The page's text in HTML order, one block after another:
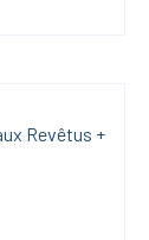
Revêtus +